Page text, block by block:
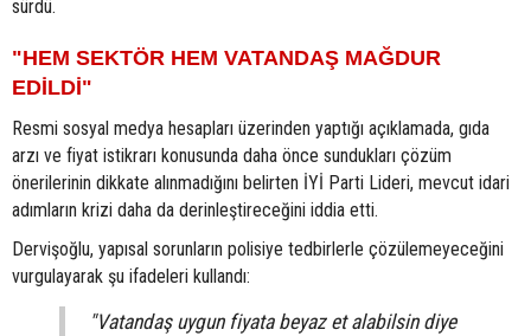
sürdü.
"HEM SEKTÖR HEM VATANDAŞ MAĞDUR
EDİLDİ"
Resmi sosyal medya hesapları üzerinden yaptığı açıklamada, gıda
arzı ve fiyat istikrarı konusunda daha önce sundukları çözüm
önerilerinin dikkate alınmadığını belirten İYİ Parti Lideri, mevcut idari
adımların krizi daha da derinleştireceğini iddia etti.
Dervişoğlu, yapısal sorunların polisiye tedbirlerle çözülemeyeceğini
vurgulayarak şu ifadeleri kullandı:
"Vatandaş uygun fiyata beyaz et alabilsin diye